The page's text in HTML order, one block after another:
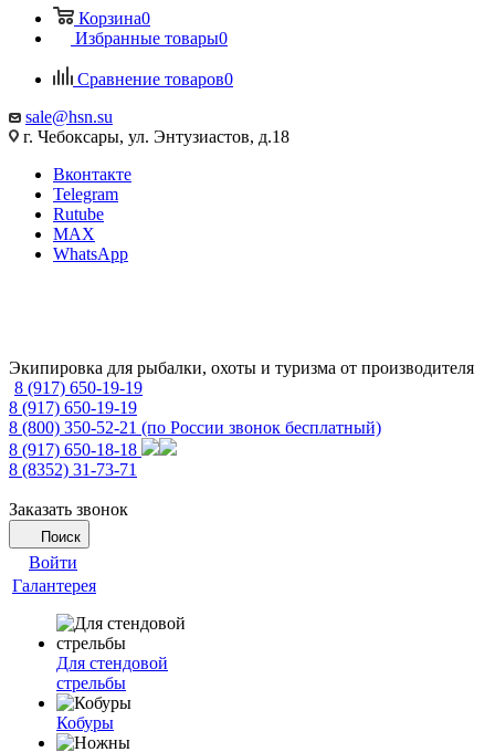
Корзина0
Избранные товары0
Сравнение товаров0
sale@hsn.su
г. Чебоксары, ул. Энтузиастов, д.18
Вконтакте
Telegram
Rutube
MAX
WhatsApp
Экипировка для рыбалки, охоты и туризма от производителя
8 (917) 650-19-19
8 (917) 650-19-19
8 (800) 350-52-21 (по России звонок бесплатный)
8 (917) 650-18-18
8 (8352) 31-73-71
Заказать звонок
Поиск
Войти
Галантерея
Для стендовой
стрельбы
Кобуры